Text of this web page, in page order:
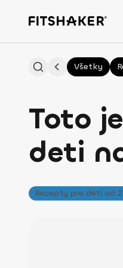
Všetky
Toto
deti
Recepty pre deti od